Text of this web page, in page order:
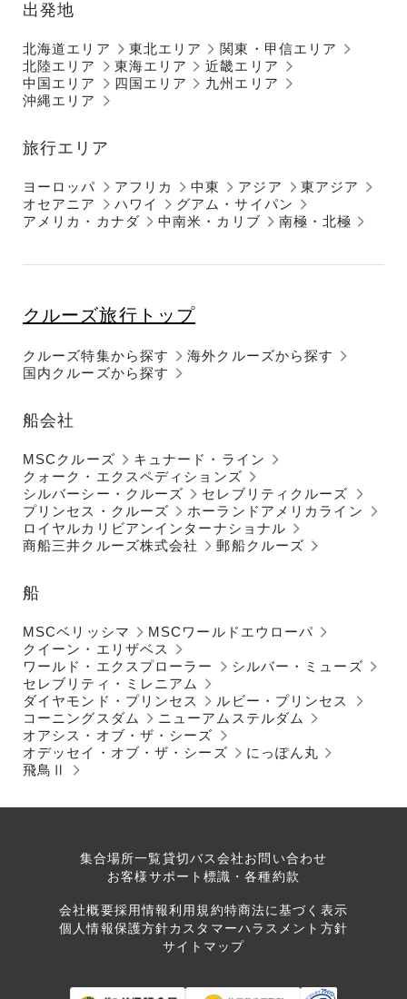
出発地
北海道エリア 東北エリア
関東・甲信エリア
北陸エリア
東海エリア
近畿エリア
中国エリア
四国エリア
九州エリア
沖縄エリア
旅行エリア
ヨーロッパ アフリカ 中東 アジア
東アジア
オセアニア
ハワイ
グアム・サイパン
アメリカ・カナダ
中南米・カリブ 南極・北極
クルーズ旅行トップ
クルーズ特集から探す
国内クルーズから探す
海外クルーズから探す
船会社
MSCクルーズ
キュナード・ライン
クォーク・エクスペディションズ
シルバーシー・クルーズ
セレブリティクルーズ
プリンセス・クルーズ
ホーランドアメリカライン
ロイヤルカリビアンインターナショナル
商船三井クルーズ株式会社
郵船クルーズ
船
MSCベリッシマ
MSCワールドエウローパ
クイーン・エリザベス
ワールド・エクスプローラー
シルバー・ミューズ
セレブリティ・ミレニアム
ダイヤモンド・プリンセス
ルビー・プリンセス
コーニングスダム
ニューアムステルダム
オアシス・オブ・ザ・シーズ
オデッセイ・オブ・ザ・シーズ
にっぽん丸
飛鳥Ⅱ
集合場所一覧貸切バス会社お問い合わせ
お客様サポート 標識・各種約款
会社概要採用情報利用規約特商法に基づく表示
個人情報保護方針カスタマーハラスメント方針
サイトマップ